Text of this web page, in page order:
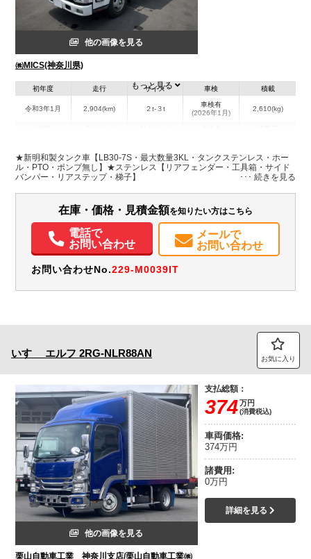
他の画像を見る
㈱MICS(神奈川県)
初年度
令和3年1月
走行
2,904(km)
サイズ
２t-３t
車検
車検有
(2026年1月)
積載
2,610(kg)
神奈川県 -
W:1,890
H:2,320
パワステ パワーウィンドウ ABS エアバッグ 電動格納ミラー
もっと見る
★新明和製タンク車【LB30-7S・最大数量3KL・タンクステンレス・ホー
ル・PTO・ポンプ無し】★ステンレス【リアフェンダー・工具箱・サイド
バンパー・リアステップ・梯子】
在庫・価格・見積金額を知りたい方はこちら
電話で
お問い合わせ
メールで
お問い合わせ
お問い合わせNo.229-M0039IT
いすゞ エルフ 2RG-NLR88AN お気に入り
他の画像を見る
栗山自動車工業 神奈川支店/栗山自動車工業㈱
支払総額：
374万円
(消費税込)
車両価格:
374万円
諸費用:
0万円
詳細を見る